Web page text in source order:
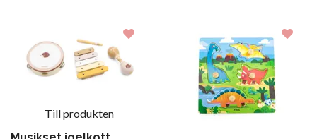
Till produkten